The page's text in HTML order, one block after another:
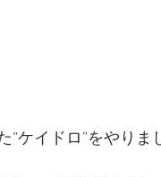
ケイドロ”をやりま